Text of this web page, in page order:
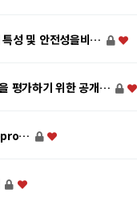
성 및 안전성을비…
평가하기 위한 공개…